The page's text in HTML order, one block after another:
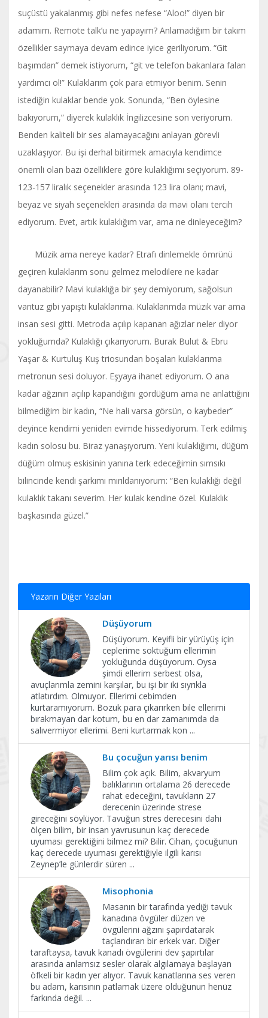
suçüstü yakalanmış gibi nefes nefese “Aloo!” diyen bir
adamım. Remote talk’u ne yapayım? Anlamadığım bir takım
özellikler saymaya devam edince iyice geriliyorum. “Git
başımdan” demek istiyorum, “git ve telefon bakanlara falan
yardımcı ol!” Kulaklarım çok para etmiyor benim. Senin
istediğin kulaklar bende yok. Sonunda, “Ben öylesine
bakıyorum,” diyerek kulaklık İngilizcesine son veriyorum.
Benden kaliteli bir ses alamayacağını anlayan görevli
uzaklaşıyor. Bu işi derhal bitirmek amacıyla kendimce
önemli olan bazı özelliklere göre kulaklığımı seçiyorum. 89-
123-157 liralık seçenekler arasında 123 lira olanı; mavi,
beyaz ve siyah seçenekleri arasında da mavi olanı tercih
ediyorum. Evet, artık kulaklığım var, ama ne dinleyeceğim?
Müzik ama nereye kadar? Etrafı dinlemekle ömrünü
geçiren kulaklarım sonu gelmez melodilere ne kadar
dayanabilir? Mavi kulaklığa bir şey demiyorum, sağolsun
vantuz gibi yapıştı kulaklarıma. Kulaklarımda müzik var ama
insan sesi gitti. Metroda açılıp kapanan ağızlar neler diyor
yokluğumda? Kulaklığı çıkarıyorum. Burak Bulut & Ebru
Yaşar & Kurtuluş Kuş triosundan boşalan kulaklarıma
metronun sesi doluyor. Eşyaya ihanet ediyorum. O ana
kadar ağzının açılıp kapandığını gördüğüm ama ne anlattığını
bilmediğim bir kadın, “Ne hali varsa görsün, o kaybeder”
deyince kendimi yeniden evimde hissediyorum. Terk edilmiş
kadın solosu bu. Biraz yanaşıyorum. Yeni kulaklığımı, düğüm
düğüm olmuş eskisinin yanına terk edeceğimin sımsıkı
bilincinde kendi şarkımı mırıldanıyorum: “Ben kulaklığı değil
kulaklık takanı severim. Her kulak kendine özel. Kulaklık
başkasında güzel.”
Yazarın Diğer Yazıları
Düşüyorum
Düşüyorum. Keyifli bir yürüyüş için
ceplerime soktuğum ellerimin
yokluğunda düşüyorum. Oysa
şimdi ellerim serbest olsa,
avuçlarımla zemini karşılar, bu işi bir iki sıyrıkla
atlatırdım. Olmuyor. Ellerimi cebimden
kurtaramıyorum. Bozuk para çıkarırken bile ellerimi
bırakmayan dar kotum, bu en dar zamanımda da
salıvermiyor ellerimi. Beni kurtarmak kon ...
Bu çocuğun yarısı benim
Bilim çok açık. Bilim, akvaryum
balıklarının ortalama 26 derecede
rahat edeceğini, tavukların 27
derecenin üzerinde strese
gireceğini söylüyor. Tavuğun stres derecesini dahi
ölçen bilim, bir insan yavrusunun kaç derecede
uyuması gerektiğini bilmez mi? Bilir. Cihan, çocuğunun
kaç derecede uyuması gerektiğiyle ilgili karısı
Zeynep’le günlerdir süren ...
Misophonia
Masanın bir tarafında yediği tavuk
kanadına övgüler düzen ve
övgülerini ağzını şapırdatarak
taçlandıran bir erkek var. Diğer
taraftaysa, tavuk kanadı övgülerini dev şapırtılar
arasında anlamsız sesler olarak algılamaya başlayan
öfkeli bir kadın yer alıyor. Tavuk kanatlarına ses veren
bu adam, karısının patlamak üzere olduğunun henüz
farkında değil. ...